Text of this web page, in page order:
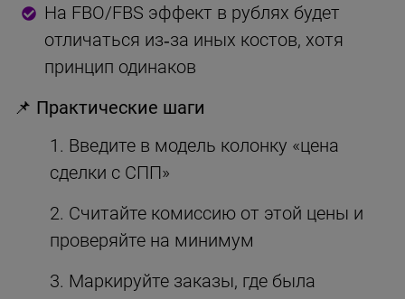
На FBO/FBS эффект в рублях будет
отличаться из‑за иных костов, хотя
принцип одинаков
📌 Практические шаги
Введите в модель колонку «цена
сделки с СПП»
Считайте комиссию от этой цены и
проверяйте на минимум
Маркируйте заказы, где была